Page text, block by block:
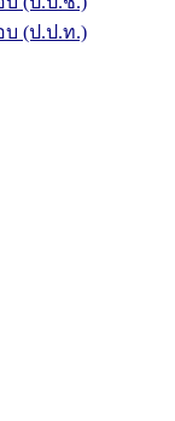
(ป.ป.ท.)